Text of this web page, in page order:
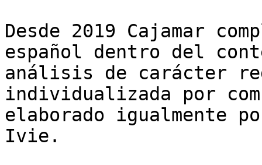
Desde 2019 Cajamar
español dentro del
análisis de carácter
individualizada por
elaborado igualmente
Ivie.